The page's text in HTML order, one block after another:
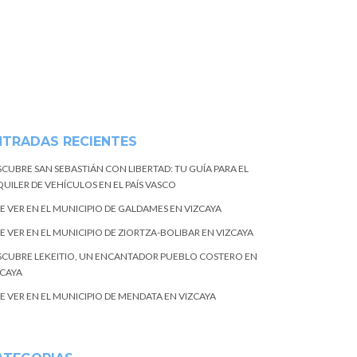
RECIENTES
SAN SEBASTIÁN CON LIBERTAD: TU GUÍA PARA EL
DE VEHÍCULOS EN EL PAÍS VASCO
VER EN EL MUNICIPIO DE GALDAMES EN VIZCAYA
VER EN EL MUNICIPIO DE ZIORTZA-BOLIBAR EN VIZCAYA
LEKEITIO, UN ENCANTADOR PUEBLO COSTERO EN
VER EN EL MUNICIPIO DE MENDATA EN VIZCAYA